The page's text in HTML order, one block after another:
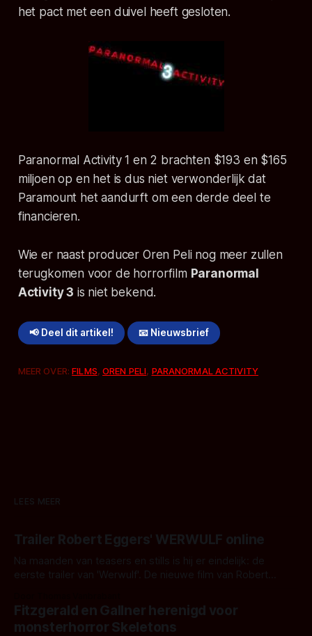
het pact met een duivel heeft gesloten.
Paranormal Activity 1 en 2 brachten $193 en $165
miljoen op en het is dus niet verwonderlijk dat
Paramount het aandurft om een derde deel te
financieren.
Wie er naast producer Oren Peli nog meer zullen
terugkomen voor de horrorfilm Paranormal
Activity 3 is niet bekend.
📢 Deel dit artikel! 📧 Nieuwsbrief
MEER OVER:FILMS,OREN PELI, PARANORMAL ACTIVITY
LEES MEER
Trailer Robert Eggers' WERWULF online
Na maanden van teasers en stills is hij er eindelijk: de
eerste trailer van 'Werwulf'. De nieuwe film van Robert
kille stijl vol folklore en mythe. Het topic deze keer is (kon
het het al raden?)... de weerwolf. Kijk je mee?
Fitzgerald en Gallner herenigd voor
monsterhorror Skeletons